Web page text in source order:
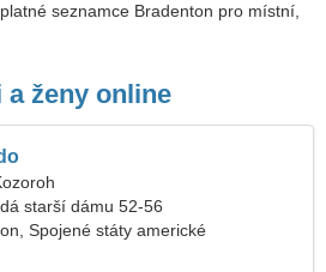
seznamce Bradenton pro místní,
a ženy online
starší dámu 52-56
Spojené státy americké